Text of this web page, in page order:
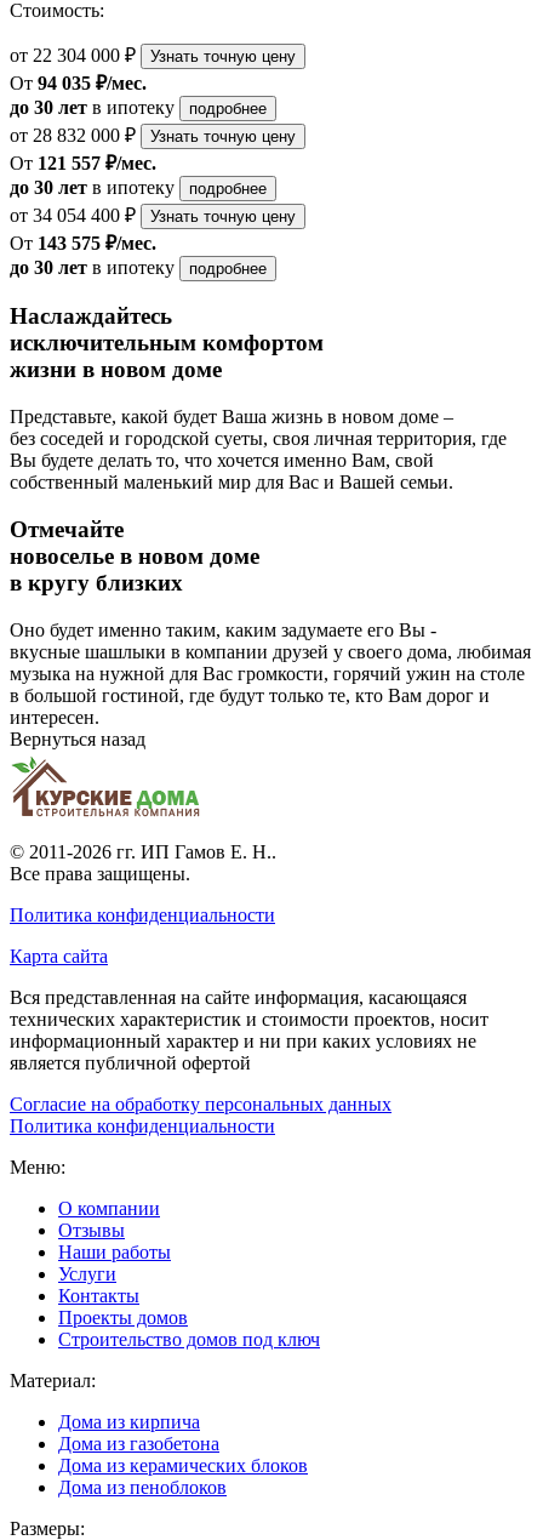
Стоимость:
от 22 304 000 ₽ Узнать точную цену
От 94 035 ₽/мес.
до 30 лет в ипотеку подробнее
от 28 832 000 ₽ Узнать точную цену
От 121 557 ₽/мес.
до 30 лет в ипотеку подробнее
от 34 054 400 ₽ Узнать точную цену
От 143 575 ₽/мес.
до 30 лет в ипотеку подробнее
Наслаждайтесь
исключительным комфортом
жизни в новом доме
Представьте, какой будет Ваша жизнь в новом доме –
без соседей и городской суеты, своя личная территория, где
Вы будете делать то, что хочется именно Вам, свой
собственный маленький мир для Вас и Вашей семьи.
Отмечайте
новоселье в новом доме
в кругу близких
Оно будет именно таким, каким задумаете его Вы -
вкусные шашлыки в компании друзей у своего дома, любимая
музыка на нужной для Вас громкости, горячий ужин на столе
в большой гостиной, где будут только те, кто Вам дорог и
интересен.
Вернуться назад
© 2011-2026 гг. ИП Гамов Е. Н..
Все права защищены.
Политика конфиденциальности
Карта сайта
Вся представленная на сайте информация, касающаяся
технических характеристик и стоимости проектов, носит
информационный характер и ни при каких условиях не
является публичной офертой
Согласие на обработку персональных данных
Политика конфиденциальности
Меню:
О компании
Отзывы
Наши работы
Услуги
Контакты
Проекты домов
Строительство домов под ключ
Материал:
Дома из кирпича
Дома из газобетона
Дома из керамических блоков
Дома из пеноблоков
Размеры: